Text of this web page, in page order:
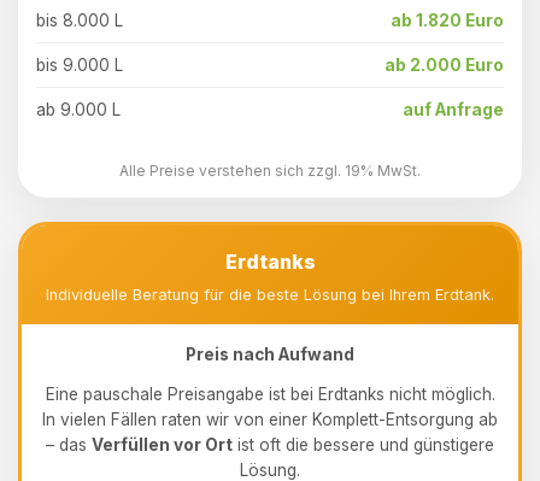
bis 8.000 L ab 1.820 Euro
bis 9.000 L ab 2.000 Euro
ab 9.000 L auf Anfrage
Alle Preise verstehen sich zzgl. 19% MwSt.
Erdtanks
Individuelle Beratung für die beste Lösung bei Ihrem Erdtank.
Preis nach Aufwand
Eine pauschale Preisangabe ist bei Erdtanks nicht möglich.
In vielen Fällen raten wir von einer Komplett-Entsorgung ab
– das Verfüllen vor Ort ist oft die bessere und günstigere
Lösung.